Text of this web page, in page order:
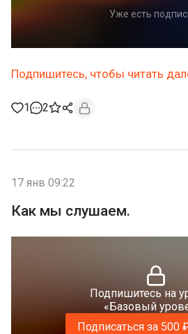
Уже есть
Подпишитесь, чтобы читать
1 2
17 янв 09:22
Как мы слушаем.
Подпишитесь на
«Базовый
Подписаться за 500